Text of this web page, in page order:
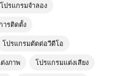
โปรแกรมจำลอง
ารติดตั้ง
โปรแกรมตัดต่อวีดีโอ
งภาพ โปรแกรมแต่งเสียง